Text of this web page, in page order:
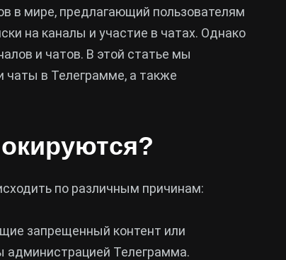
в мире, предлагающий пользователям
на каналы и участие в чатах. Однако
и чатов. В этой статье мы
чаты в Телеграмме, а также
по различным причинам:
запрещенный контент или
администрацией Телеграмма.